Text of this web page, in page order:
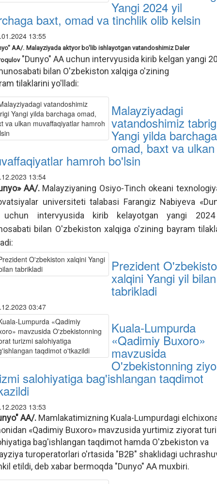
Yangi 2024 yil
baxt, omad va tinchlik olib kelsin
13:55
AA/. Malayziyada aktyor bo'lib ishlayotgan vatandoshimiz Daler
"Dunyo" AA uchun intervyusida kirib kelgan yangi
bilan O'zbekiston xalqiga o'zining
tilaklarini yo'lladi:
Malayziyadagi
vatandoshimiz
Yangi yilda barchaga
omad, baxt va ulkan
hamroh bo'lsin
13:54
AA/. Malayziyaning Osiyo-Tinch okeani
universiteti talabasi Farangiz Nabiyeva
uchun intervyusida kirib kelayotgan yangi
bilan O'zbekiston xalqiga o'zining bayram
Prezident
xalqini Yangi yil bilan
tabrikladi
03:47
Kuala-Lumpurda
«Qadimiy Buxoro»
mavzusida
O'zbekistonning
salohiyatiga bag'ishlangan taqdimot
13:53
AA/. Mamlakatimizning Kuala-Lumpurdagi
«Qadimiy Buxoro» mavzusida yurtimiz ziyorat
bag'ishlangan taqdimot hamda O'zbekiston va
turoperatorlari o'rtasida "B2B" shaklidagi
etildi, deb xabar bermoqda "Dunyo" AA muxbiri.